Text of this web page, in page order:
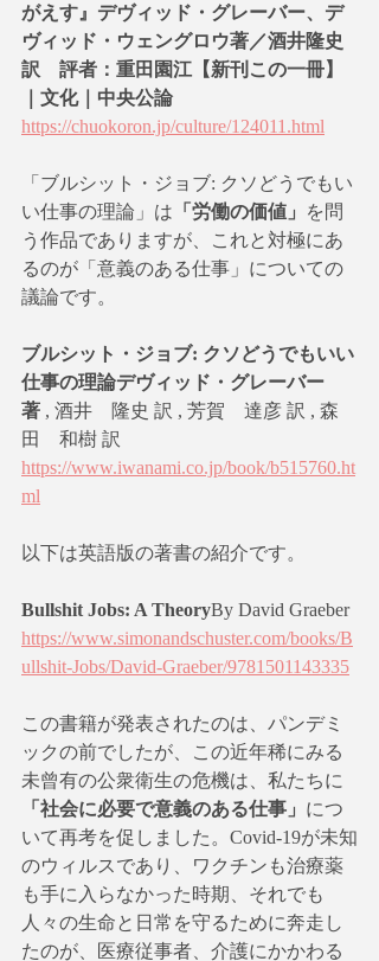
がえす』デヴィッド・グレーバー、デ
ヴィッド・ウェングロウ著／酒井隆史
訳　評者：重田園江【新刊この一冊】
｜文化｜中央公論
https://chuokoron.jp/culture/124011.html
「ブルシット・ジョブ: クソどうでもい
い仕事の理論」は 「労働の価値」
を問
う作品でありますが、これと対極にあ
るのが「意義のある仕事」についての
議論です。
ブルシット・ジョブ: クソどうでもいい
仕事の理論デヴィッド・グレーバー
著 , 酒井　隆史 訳 , 芳賀　達彦 訳 , 森
田　和樹 訳
https://www.iwanami.co.jp/book/b515760.ht
ml
以下は英語版の著書の紹介です。
Bullshit Jobs: A TheoryBy David Graeber
https://www.simonandschuster.com/books/B
ullshit-Jobs/David-Graeber/9781501143335
この書籍が発表されたのは、パンデミ
ックの前でしたが、この近年稀にみる
未曾有の公衆衛生の危機は、私たちに
「社会に必要で意義のある仕事」 につ
いて再考を促しました。Covid-19が未知
のウィルスであり、ワクチンも治療薬
も手に入らなかった時期、それでも
人々の生命と日常を守るために奔走し
たのが、医療従事者、介護にかかわる